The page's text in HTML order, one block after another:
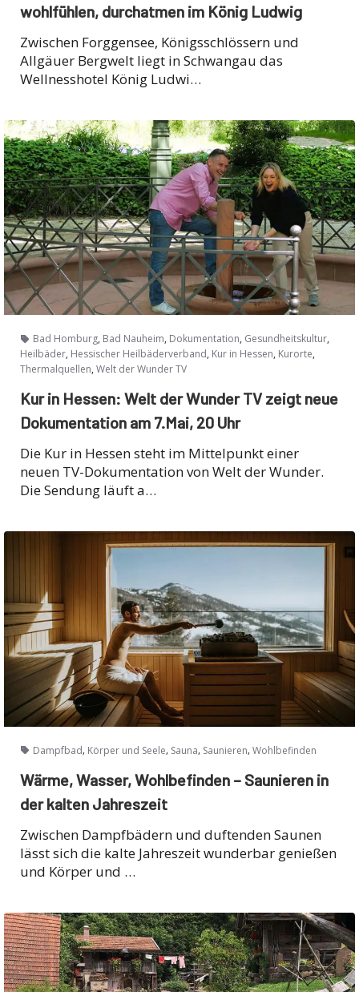
wohlfühlen, durchatmen im König Ludwig
Zwischen Forggensee, Königsschlössern und
Allgäuer Bergwelt liegt in Schwangau das
Wellnesshotel König Ludwi…
Bad Homburg, Bad Nauheim, Dokumentation, Gesundheitskultur,
Heilbäder, Hessischer Heilbäderverband, Kur in Hessen, Kurorte,
Thermalquellen, Welt der Wunder TV
Kur in Hessen: Welt der Wunder TV zeigt neue
Dokumentation am 7.Mai, 20 Uhr
Die Kur in Hessen steht im Mittelpunkt einer
neuen TV-Dokumentation von Welt der Wunder.
Die Sendung läuft a…
Dampfbad, Körper und Seele, Sauna, Saunieren, Wohlbefinden
Wärme, Wasser, Wohlbefinden – Saunieren in
der kalten Jahreszeit
Zwischen Dampfbädern und duftenden Saunen
lässt sich die kalte Jahreszeit wunderbar genießen
und Körper und …